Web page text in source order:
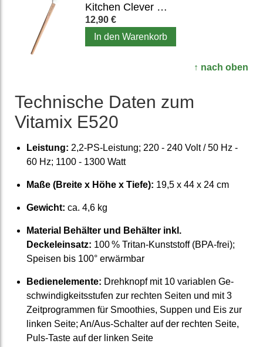
Kitchen Clever Spatel (3 cm breit)
12,90 €
In den Warenkorb
↑ nach oben
Technische Daten zum
Vitamix E520
Leistung: 2,2-PS-Leistung; 220 - 240 Volt / 50 Hz -
60 Hz; 1100 - 1300 Watt
Maße (Breite x Höhe x Tiefe): 19,5 x 44 x 24 cm
Gewicht: ca. 4,6 kg
Material Behälter und Behälter inkl.
Deckeleinsatz: 100 % Tritan-Kunst­stoff (BPA-frei);
Speisen bis 100° erwärmbar
Bedien­elemente: Drehknopf mit 10 variablen Ge­
schwindig­keits­stufen zur rechten Seiten und mit 3
Zeitprogrammen für Smoothies, Suppen und Eis zur
linken Seite; An/Aus-Schalter auf der rechten Seite,
Puls-Taste auf der linken Seite